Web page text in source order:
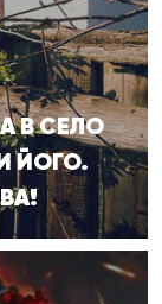
В СЕЛО
ЙОГО.